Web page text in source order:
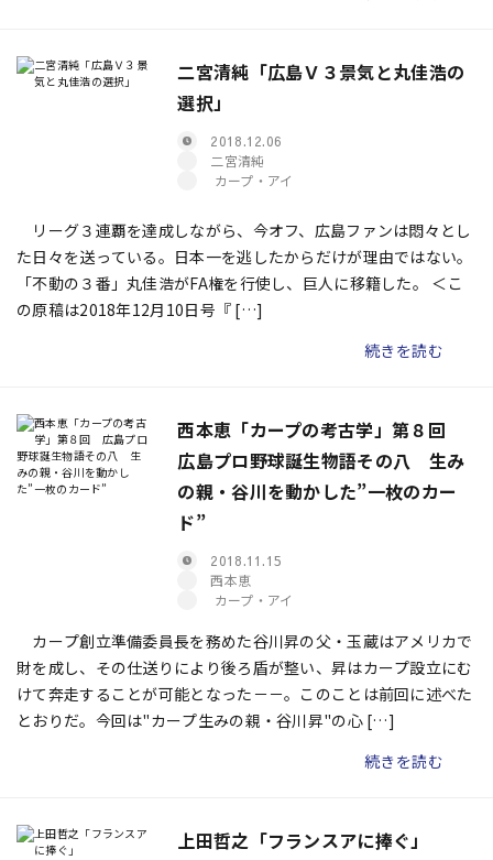
二宮清純「広島Ｖ３景気と丸佳浩の
選択」
2018.12.06
二宮清純
カープ・アイ
リーグ３連覇を達成しながら、今オフ、広島ファンは悶々とし
た日々を送っている。日本一を逃したからだけが理由ではない。
「不動の３番」丸佳浩がFA権を行使し、巨人に移籍した。 ＜こ
の原稿は2018年12月10日号『 […]
続きを読む
西本恵「カープの考古学」第８回
広島プロ野球誕生物語その八 生み
の親・谷川を動かした”一枚のカー
ド”
2018.11.15
西本恵
カープ・アイ
カープ創立準備委員長を務めた谷川昇の父・玉蔵はアメリカで
財を成し、その仕送りにより後ろ盾が整い、昇はカープ設立にむ
けて奔走することが可能となった－－。このことは前回に述べた
とおりだ。今回は"カープ生みの親・谷川昇"の心 […]
続きを読む
上田哲之「フランスアに捧ぐ」